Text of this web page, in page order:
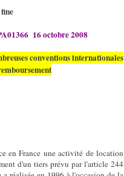
16 octobre 2008
conventions internationales
en France une activité de location
d'un tiers prévu par l'article 244